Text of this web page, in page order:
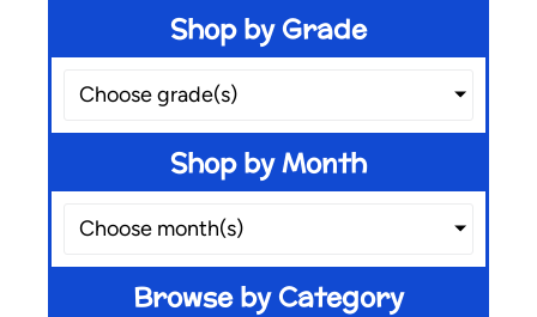
Shop by Grade
Choose grade(s)
Shop by Month
Choose month(s)
Browse by Category